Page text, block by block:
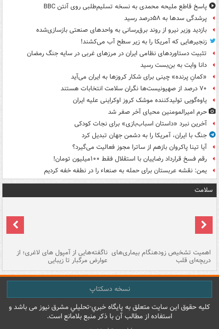
پاسخ قاطع ملیحه محمدی به نسخه تسلیم‌طلبی روی آنتن BBC
پرشدگی سدها به ۵۸درصد رسید
بازدید وزیر نیرو از روند برق‌رسانی به واحدهای صنعتی بازسازی‌شده
زنجیرهایی که آمریکا را به زیر سطح آب می‌کشند!
تثبیت دستاوردهای نظامی ایران در مرزهای غربی در سایه جنگ رمضان
دانا وایت به بن‌بست رسید
«کمانِ پرنده» چینی برای شکار کروزها به ایران می‌آید
۷۰ درصد از صهیونیست‌ها نگران سلامت انتخابات هستند
یاوه‌گویی تولیدکننده موشک کروز اوکراینی علیه ایران
حرم امیرالمومنین محیای آخر صفر شد
آخرین نبرد «داستان اسباب‌بازی» برای نجات کودکی
جنگ با ایران، آمریکا را به دشمن جهان تبدیل کرد
آیا تینا پاکروان بازهم از ساترا مجوز فعالیت می‌گیرد؟
رقم فسخ قرارداد رضاییان با استقلال فقط ۱۰۰میلیون تومان!
یمن: نقشه عربستان برای حمله به صنعاء را در نطفه خفه کردیم
سلامت
اهمیت تشخیص زودهنگام بیماری‌های
دریچه‌ای قلب
ناگفته‌هایی از آمپول های لاغری؛ از
عوارض مرگبار تا زیبایی
نسخه دسکتاپ
کليه حقوق اين سايت متعلق به پایگاه خبري-تحليلي مشرق نيوز می باشد و
استفاده از مطالب آن با ذکر منبع بلامانع است.